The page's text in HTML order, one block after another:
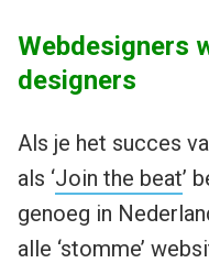
Webdesigners
designers
Als je het succes
als ‘Join the beat’
genoeg in
alle ‘stomme’